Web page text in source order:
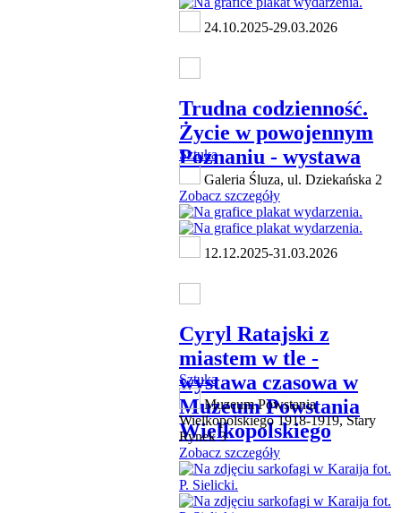
24.10.2025-29.03.2026
Trudna codzienność.
Życie w powojennym
Poznaniu - wystawa
Sztuka
Galeria Śluza, ul. Dziekańska 2
Zobacz szczegóły
12.12.2025-31.03.2026
Cyryl Ratajski z
miastem w tle -
wystawa czasowa w
Muzeum Powstania
Wielkopolskiego
Sztuka
Muzeum Powstania
Wielkopolskiego 1918-1919, Stary
Rynek 3
Zobacz szczegóły